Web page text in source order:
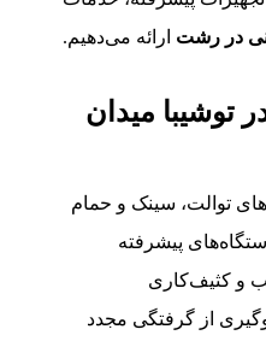
در رشت ارائه می‌دهیم.
توشیبا میدان
توالت، سینک و حمام
پیشرفته
و کثیف‌کاری
از گرفتگی مجدد